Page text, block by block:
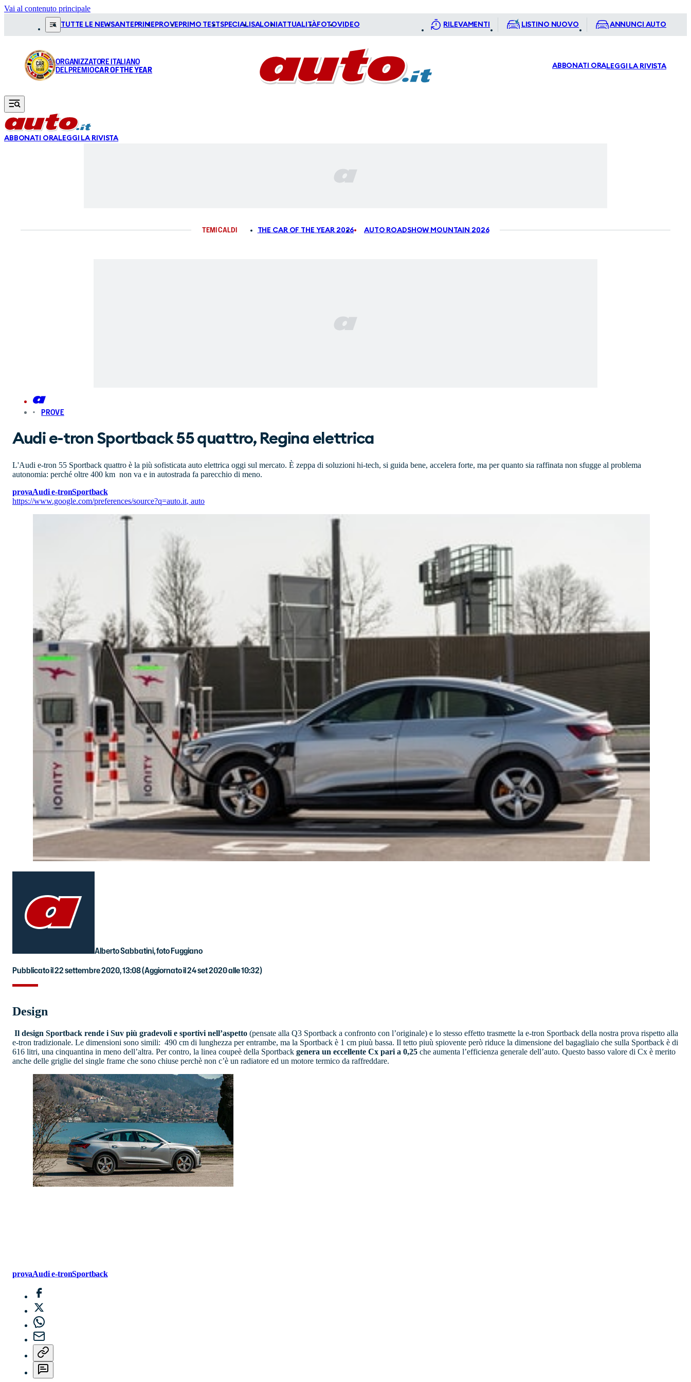
Vai al contenuto principale
TUTTE LE NEWSANTEPRIME PROVE PRIMO TESTSPECIALI SALONI ATTUALITÀFOTOVIDEO RILEVAMENTI LISTINO NUOVO ANNUNCI AUTO
ORGANIZZATORE ITALIANO
DEL PREMIOCAR OF THE YEAR ABBONATI ORALEGGI LA RIVISTA
ABBONATI ORALEGGI LA RIVISTA
TEMI CALDI THE CAR OF THE YEAR 2026 AUTO ROADSHOW MOUNTAIN 2026
PROVE
Audi e-tron Sportback 55 quattro, Regina elettrica
L'Audi e-tron 55 Sportback quattro è la più sofisticata auto elettrica oggi sul mercato. È zeppa di soluzioni hi-tech, si guida bene, accelera forte, ma per quanto sia raffinata non sfugge al problema
autonomia: perché oltre 400 km non va e in autostrada fa parecchio di meno.
provaAudi e-tronSportback
https://www.google.com/preferences/source?q=auto.it, auto
Alberto Sabbatini, foto Fuggiano
Pubblicato il 22 settembre 2020, 13:08(Aggiornato il 24 set 2020 alle 10:32)
Design
Il design Sportback rende i Suv più gradevoli e sportivi nell’aspetto (pensate alla Q3 Sportback a confronto con l’originale) e lo stesso effetto trasmette la e-tron Sportback della nostra prova rispetto alla
e-tron tradizionale. Le dimensioni sono simili: 490 cm di lunghezza per entrambe, ma la Sportback è 1 cm piuù bassa. Il tetto piuù spiovente però riduce la dimensione del bagagliaio che sulla Sportback è di
616 litri, una cinquantina in meno dell’altra. Per contro, la linea coupeè della Sportback genera un eccellente Cx pari a 0,25 che aumenta l’efficienza generale dell’auto. Questo basso valore di Cx è merito
anche delle griglie del single frame che sono chiuse perchè non c’è un radiatore ed un motore termico da raffreddare.
INTERNI
provaAudi e-tronSportback